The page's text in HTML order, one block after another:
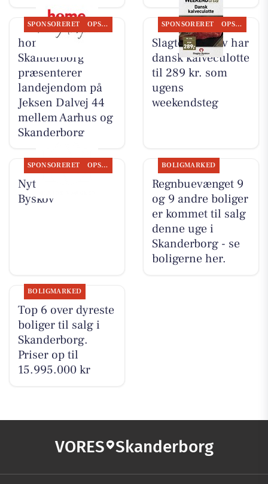
SPONSORERET OPSLAGSTAVLEN
home
Skanderborg
præsenterer
landejendom på
Jeksen Dalvej 44
mellem Aarhus og
Skanderborg
SPONSORERET OPSLAGSTAVLEN
Slagter Byskov har
dansk kalveculotte
til 289 kr. som
ugens
weekendsteg
SPONSORERET OPSLAGSTAVLEN
Nyt fra Slagter
Byskov
BOLIGMARKED
Regnbuevænget 9
og 9 andre boliger
er kommet til salg
denne uge i
Skanderborg - se
boligerne her.
BOLIGMARKED
Top 6 over dyreste
boliger til salg i
Skanderborg.
Priser op til
15.995.000 kr
VORES Skanderborg